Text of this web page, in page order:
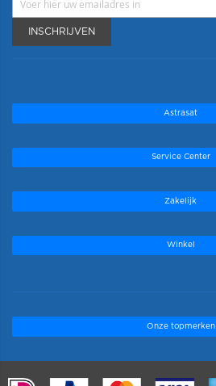
INSCHRIJVEN
Astrasat
Service Center
Zakelijk
Winkel
Onze topmerken
.